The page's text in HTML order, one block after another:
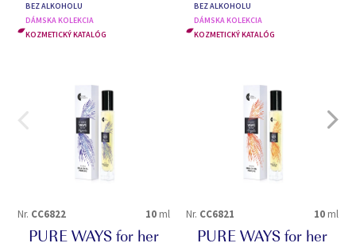
BEZ ALKOHOLU
DÁMSKA KOLEKCIA
KOZMETICKÝ KATALÓG
Nr. CC6822 10 ml
PURE WAYS for her
BEZ ALKOHOLU
DÁMSKA KOLEKCIA
KOZMETICKÝ KATALÓG
Nr. CC6821 10 ml
PURE WAYS for her